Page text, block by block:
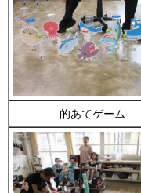
的あてゲーム